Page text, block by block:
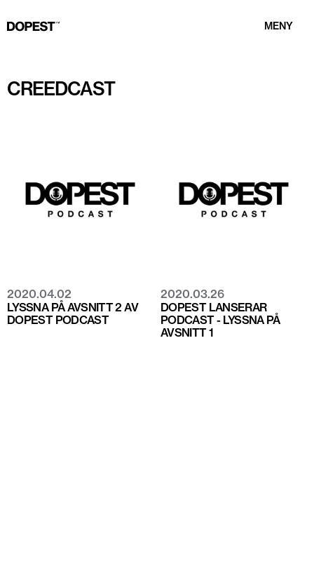
MENY
CREEDCAST
2020.04.02
LYSSNA PÅ AVSNITT 2 AV
DOPEST PODCAST
2020.03.26
DOPEST LANSERAR
PODCAST - LYSSNA PÅ
AVSNITT 1